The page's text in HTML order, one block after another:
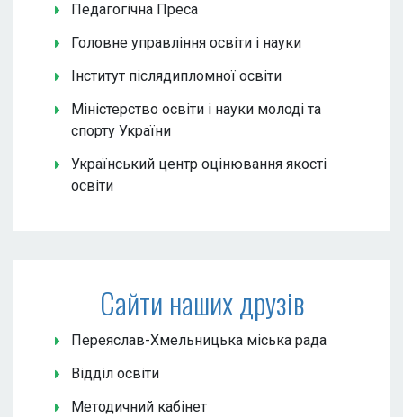
Педагогічна Преса
Головне управління освіти і науки
Інститут післядипломної освіти
Міністерство освіти і науки молоді та
спорту України
Український центр оцінювання якості
освіти
Сайти наших друзів
Переяслав-Хмельницька міська рада
Відділ освіти
Методичний кабінет